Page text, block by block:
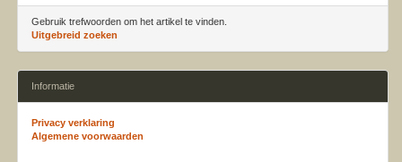
Gebruik trefwoorden om het artikel te vinden.
Uitgebreid zoeken
Informatie
Privacy verklaring
Algemene voorwaarden